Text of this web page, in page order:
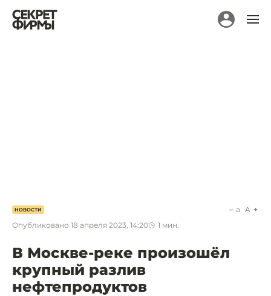
НОВОСТИ
Опубликовано 18 апреля 2023, 14:20 1 мин.
a A
В Москве-реке произошёл
крупный разлив
нефтепродуктов